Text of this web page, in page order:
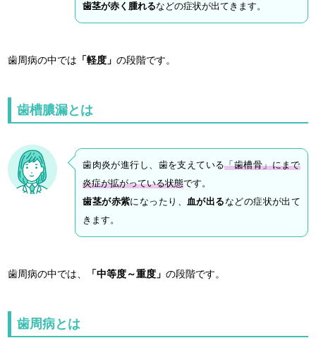
歯茎が赤く腫れるなどの症状が出てきます。
歯周病の中では 「軽度」の段階です。
歯槽膿漏とは
歯肉炎が進行し、歯を支えている「歯槽骨」にまで
炎症が拡がっている状態です。
歯茎が赤紫になったり、血が出るなどの症状が出て
きます。
歯周病の中では、 「中等度～重度」の段階です。
歯周病とは